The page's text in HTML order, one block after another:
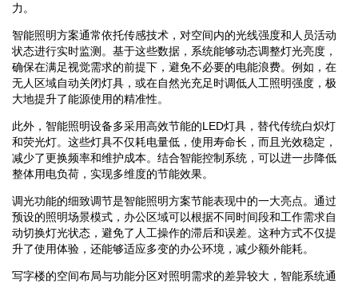
力。
智能照明方案通常依托传感技术，对空间内的光线强度和人员活动
状态进行实时监测。基于这些数据，系统能够动态调整灯光亮度，
确保在满足视觉需求的前提下，避免不必要的电能浪费。例如，在
无人区域自动关闭灯具，或在自然光充足时调低人工照明强度，极
大地提升了能源使用的精准性。
此外，智能照明设备多采用高效节能的LED灯具，替代传统白炽灯
和荧光灯。这些灯具不仅耗电量低，使用寿命长，而且光效稳定，
减少了更换频率和维护成本。结合智能控制系统，可以进一步降低
整体用电负荷，实现多维度的节能效果。
调光功能的细致调节是智能照明方案节能表现中的一大亮点。通过
预设的照明场景模式，办公区域可以根据不同时间段和工作需求自
动切换灯光状态，避免了人工操作的滞后和误差。这种方式不仅提
升了使用体验，还能够适应多变的办公环境，减少额外能耗。
写字楼的空间布局与功能分区对照明需求的差异较大，智能系统通